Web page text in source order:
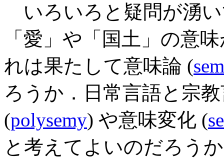
いろいろと疑問が湧
「愛」や「国土」の意
れは果たして意味論 (
ろうか．日常言語と宗
(polysemy) や意味変化 (
と考えてよいのだろう